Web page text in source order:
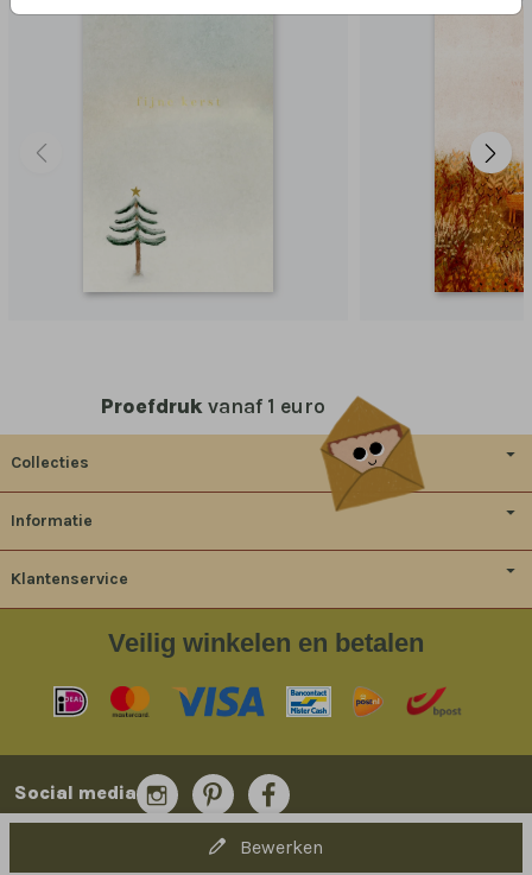
Bewerken
Proefdruk vanaf 1 euro
Collecties
Informatie
Klantenservice
Veilig winkelen en betalen
Social media
© 2014-2026 Bladergoud